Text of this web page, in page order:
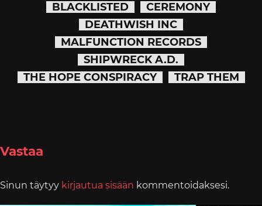
BLACKLISTED
CEREMONY
DEATHWISH INC
MALFUNCTION RECORDS
SHIPWRECK A.D.
THE HOPE CONSPIRACY
TRAP THEM
Vastaa
Sinun täytyy kirjautua sisään kommentoidaksesi.